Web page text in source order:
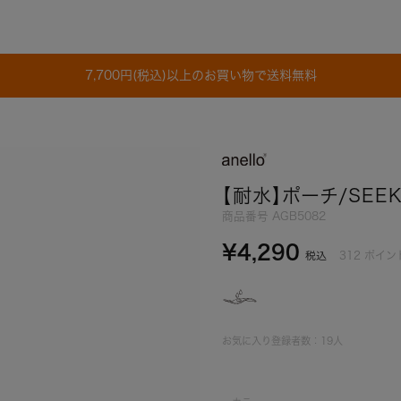
7,700円(税込)以上のお買い物で送料無料
【耐水】ポーチ/SEEK
商品番号 AGB5082
¥4,290 税込 312 ポイン
お気に入り登録者数： 19 人